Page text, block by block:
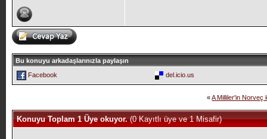
Bu konuyu arkadaşlarınızla paylaşın
Facebook
del.icio.us
« A Milliler'in Norveç
Konuyu Toplam 1 Üye okuyor.(0 Kayıtlı üye ve 1 Misafir)